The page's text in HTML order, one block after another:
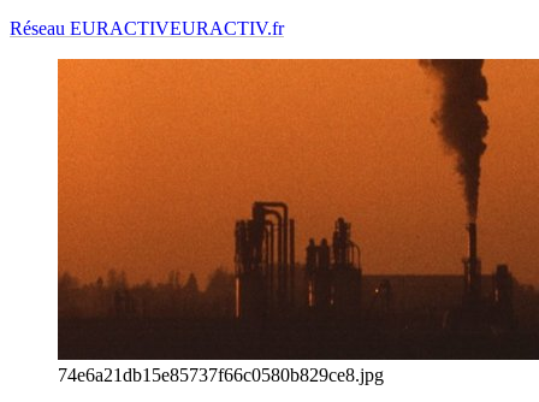
Réseau EURACTIVEURACTIV.fr
74e6a21db15e85737f66c0580b829ce8.jpg